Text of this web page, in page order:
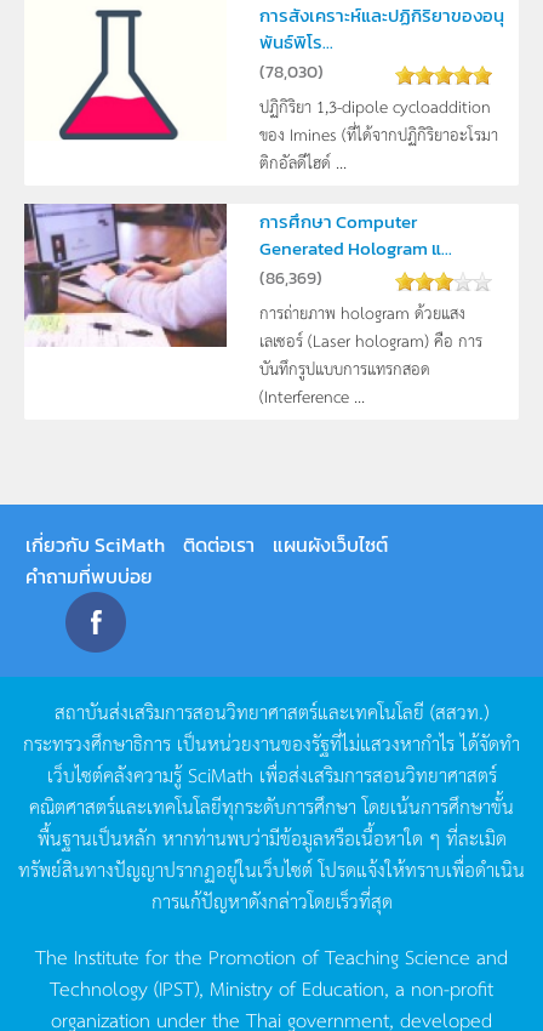
การสังเคราะห์และปฏิกิริยาของอนุ
พันธ์พิโร...
(78,030)
ปฏิกิริยา 1,3-dipole cycloaddition
ของ Imines (ที่ได้จากปฏิกิริยาอะโรมา
ติกอัลดีไฮด์ ...
การศึกษา Computer
Generated Hologram แ...
(86,369)
การถ่ายภาพ hologram ด้วยแสง
เลเซอร์ (Laser hologram) คือ การ
บันทึกรูปแบบการแทรกสอด
(Interference ...
เกี่ยวกับ SciMath ติดต่อเรา
แผนผังเว็บไซต์
คำถามที่พบบ่อย
สถาบันส่งเสริมการสอนวิทยาศาสตร์และเทคโนโลยี (สสวท.)
กระทรวงศึกษาธิการ เป็นหน่วยงานของรัฐที่ไม่แสวงหากำไรได้จัดทำ
เว็บไซต์คลังความรู้SciMath เพื่อส่งเสริมการสอนวิทยาศาสตร์
คณิตศาสตร์และเทคโนโลยีทุกระดับการศึกษา โดยเน้นการศึกษาขั้น
พื้นฐานเป็นหลัก หากท่านพบว่ามีข้อมูลหรือเนื้อหาใด ๆ ที่ละเมิด
ทรัพย์สินทางปัญญาปรากฏอยู่ในเว็บไซต์โปรดแจ้งให้ทราบเพื่อดำเนิน
การแก้ปัญหาดังกล่าวโดยเร็วที่สุด
The Institute for the Promotion of Teaching Science and
Technology (IPST), Ministry of Education, a non-profit
organization under the Thai government, developed